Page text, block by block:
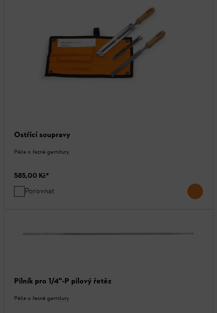
Ostřící soupravy
Péče o řezné garnitury
585,00 Kč*
Porovnat
Pilník pro 1/4"-P pilový řetěz
Péče o řezné garnitury